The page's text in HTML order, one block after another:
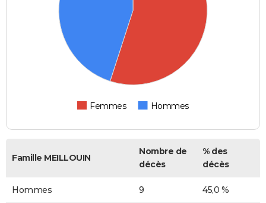
Femmes Hommes
Famille MEILLOUIN
Nombre de
décès
% des
décès
Hommes 9 45,0 %